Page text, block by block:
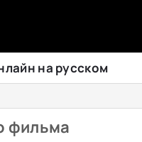
на русском
фильма